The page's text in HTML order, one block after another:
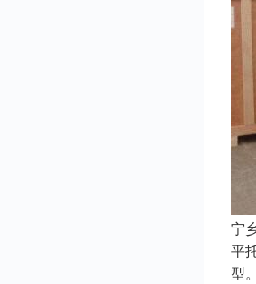
宁
平
型